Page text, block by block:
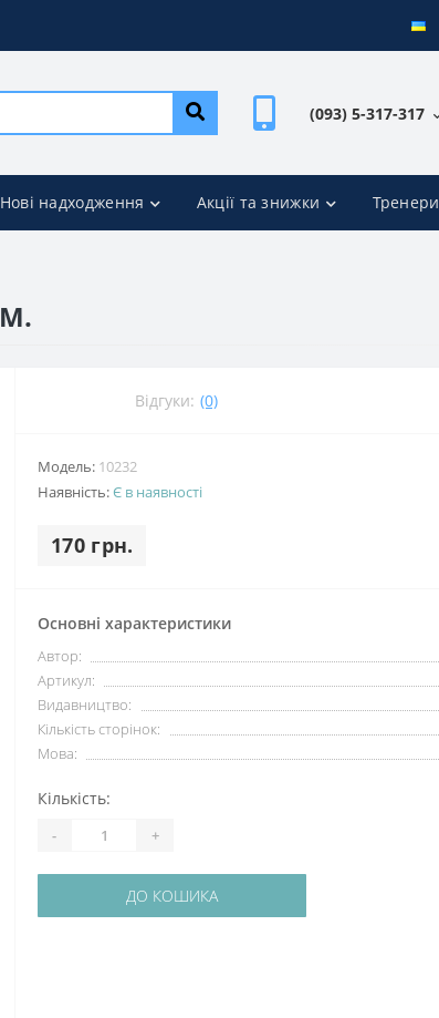
(093) 5-317-317
Нові надходження Акції та знижки Тренери
Відгуки: (0)
Модель: 10232
Наявність:Є в наявності
170 грн.
Основні характеристики
Автор:
Артикул:
Видавництво:
Кількість сторінок:
Мова:
Кількість:
- +
ДО КОШИКА